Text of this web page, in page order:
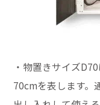
・物置きサイズ
70cmを表します。